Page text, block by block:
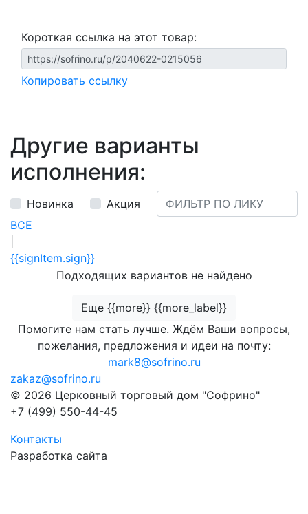
Короткая ссылка на этот товар:
Копировать ссылку
Другие варианты
исполнения:
Новинка
Акция
ВСЕ
{{signItem.sign}}
Подходящих вариантов не найдено
Еще {{more}} {{more_label}}
Помогите нам стать лучше. Ждём Ваши вопросы,
пожелания, предложения и идеи на почту:
mark8@sofrino.ru
zakaz@sofrino.ru
© 2026 Церковный торговый дом "Софрино"
+7 (499) 550-44-45
Контакты
Разработка сайта